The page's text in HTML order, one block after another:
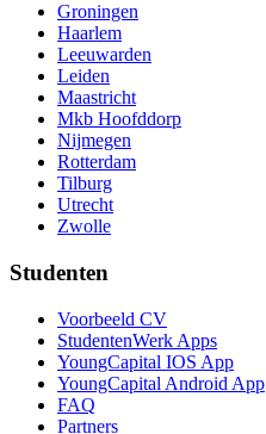
Groningen
Haarlem
Leeuwarden
Leiden
Maastricht
Mkb Hoofddorp
Nijmegen
Rotterdam
Tilburg
Utrecht
Zwolle
Studenten
Voorbeeld CV
StudentenWerk Apps
YoungCapital IOS App
YoungCapital Android App
FAQ
Partners